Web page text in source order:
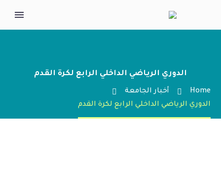
الدوري الرياضي الداخلي الرابع لكرة القدم
Home
أخبار الجامعة
الدوري الرياضي الداخلي الرابع لكرة القدم